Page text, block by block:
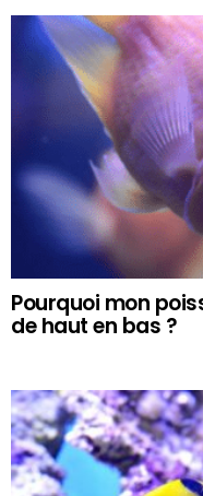
Pourquoi mon
de haut en bas ?